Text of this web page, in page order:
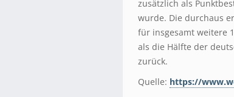
zusätzlich als
wurde. Die durchaus
für insgesamt weitere
als die Hälfte der
zurück.
Quelle: https://